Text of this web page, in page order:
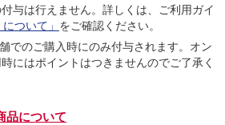
与は⾏えません。詳しくは、ご利⽤ガイ
ついて」 をご確認ください。
でのご購⼊時にのみ付与されます。オン
にはポイントはつきませんのでご了承く
品について